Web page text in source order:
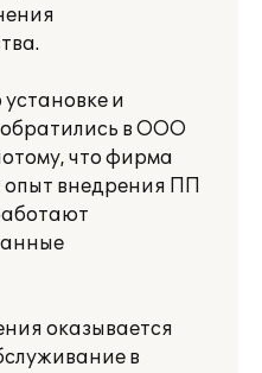
и
в ООО
что фирма
опыт внедрения ПП
оказывается
в